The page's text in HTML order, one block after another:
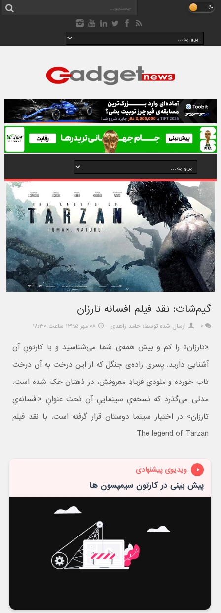
گیم‌شات: نقد فیلم افسانه تارزان
۰ ارسال شده توسط: حامد زاهدی ۰۸ مهر ۱۳۹۵ ساعت ۱۸:۳۰
«تارزان» را کم و بیش همه‌ی شما می‌شناسید و با کارتونِ آن
آشنایی دارید. پسری زاده‌ی جنگل که از این درخت به آن درخت
تاب خورده و ملودیِ فریادِ معروفش، در ذهتان حک شده است.
مدتی می‌گذرد که نسخه‌یِ سینماییِ آن تحت عنوانِ «افسانه‌یِ
تارزان» در اختیار سینما دوستان قرار گرفته است. با نقد فیلم
The legend of Tarzan
ویدیوی پیشنهادی
پیش بینی در کارتون سیمپسون ها